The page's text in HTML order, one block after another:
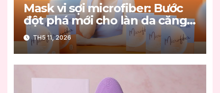
Mask vi sợi microfiber: Bước
đột phá mới cho làn da căng
mọng
TH5 11, 2026